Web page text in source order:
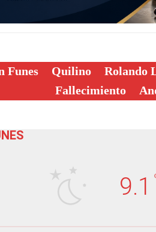
Funes Quilino Rolando
Fallecimiento
9.1